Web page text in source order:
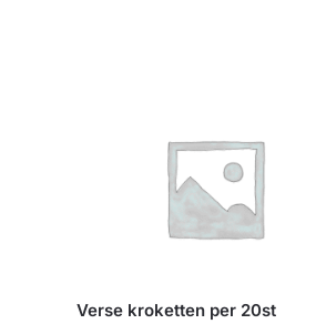
Verse kroketten per 20st